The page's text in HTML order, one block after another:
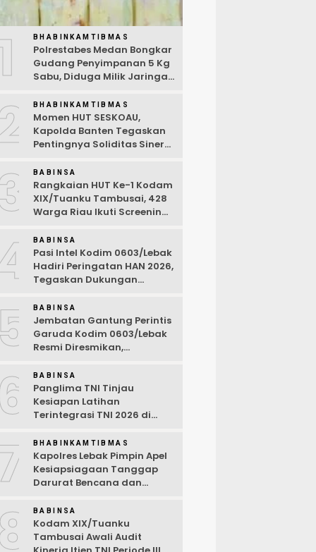
BHABINKAMTIBMAS
Polrestabes Medan Bongkar
Gudang Penyimpanan 5 Kg
Sabu, Diduga Milik Jaringan
BHABINKAMTIBMAS
Momen HUT SESKOAU,
Kapolda Banten Tegaskan
Pentingnya Soliditas Sinergi
BABINSA
Rangkaian HUT Ke-1 Kodam
XIX/Tuanku Tambusai, 428
Warga Riau Ikuti Screening
BABINSA
Pasi Intel Kodim 0603/Lebak
Hadiri Peringatan HAN 2026,
Tegaskan Dukungan
Ramah Anak
5 BABINSA
Jembatan Gantung Perintis
Garuda Kodim 0603/Lebak
Resmi Diresmikan,
Desa Wanasalam
BABINSA
Panglima TNI Tinjau
Kesiapan Latihan
Terintegrasi TNI 2026 di
BHABINKAMTIBMAS
Kapolres Lebak Pimpin Apel
Kesiapsiagaan Tanggap
Darurat Bencana dan
BABINSA
Kodam XIX/Tuanku
Tambusai Awali Audit